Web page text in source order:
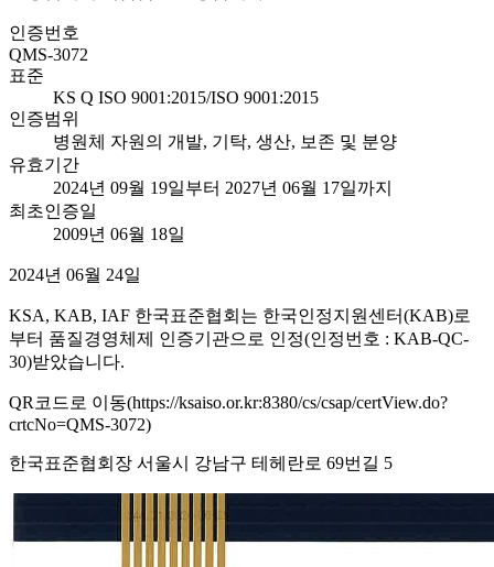
인증번호
QMS-3072
표준
KS Q ISO 9001:2015/ISO 9001:2015
인증범위
병원체 자원의 개발, 기탁, 생산, 보존 및 분양
유효기간
2024년 09월 19일부터 2027년 06월 17일까지
최초인증일
2009년 06월 18일
2024년 06월 24일
KSA, KAB, IAF 한국표준협회는 한국인정지원센터(KAB)로
부터 품질경영체제 인증기관으로 인정(인정번호 : KAB-QC-
30)받았습니다.
QR코드로 이동(https://ksaiso.or.kr:8380/cs/csap/certView.do?
crtcNo=QMS-3072)
한국표준협회장 서울시 강남구 테헤란로 69번길 5